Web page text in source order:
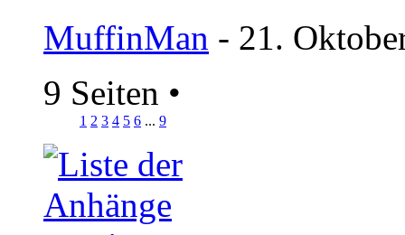
MuffinMan - 21.
9 Seiten •
1 2 3 4 5 6 ... 9